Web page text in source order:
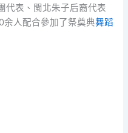
代表、閩北朱子后裔代表
余人配合參加了祭奠典舞蹈